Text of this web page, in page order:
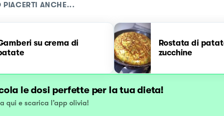
PIACERTI ANCHE...
su crema di
Rostata di
zucchine
le dosi perfette per la tua dieta!
qui e scarica l’app olivia!